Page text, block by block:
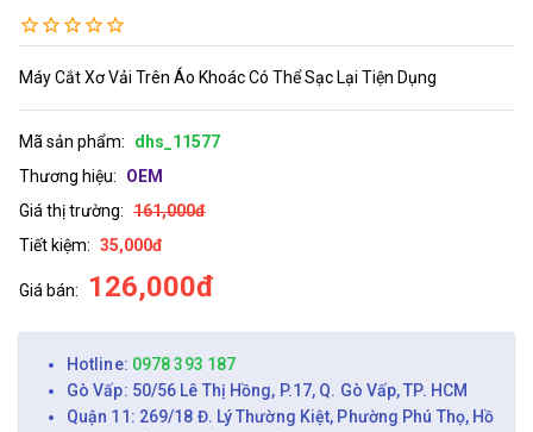
Máy Cắt Xơ Vải Trên Áo Khoác Có Thể Sạc Lại Tiện Dụng
Mã sản phẩm:
dhs_11577
Thương hiệu:
OEM
Giá thị trường: 161,000đ
Tiết kiệm: 35,000đ
Giá bán: 126,000đ
Hotline: 0978 393 187
Gò Vấp: 50/56 Lê Thị Hồng, P.17, Q. Gò Vấp, TP. HCM
Quận 11: 269/18 Đ. Lý Thường Kiệt, Phường Phú Thọ, Hồ